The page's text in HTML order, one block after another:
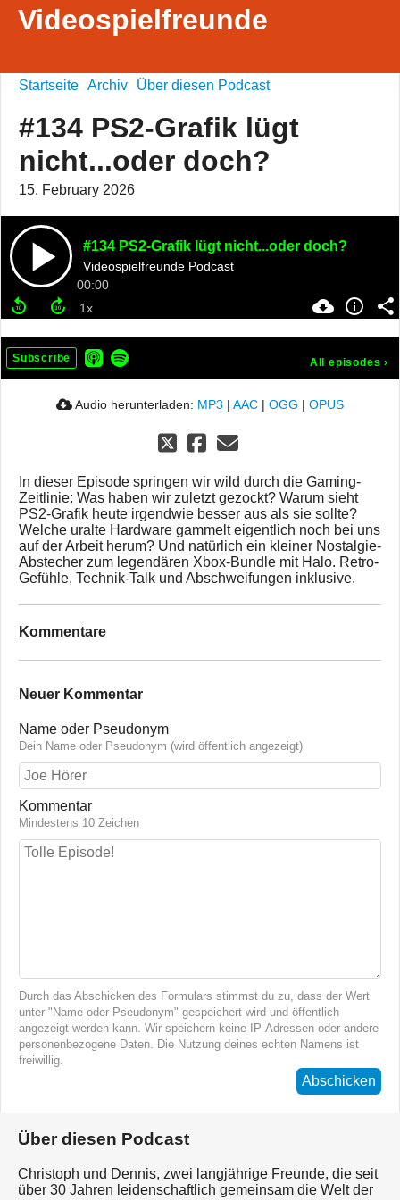
Videospielfreunde
Startseite Archiv Über diesen Podcast
#134 PS2-Grafik lügt
nicht...oder doch?
15. February 2026
#134 PS2-Grafik lügt nicht...oder doch?
Videospielfreunde Podcast
00:00
Subscribe All episodes ›
Audio herunterladen: MP3 | AAC | OGG | OPUS
In dieser Episode springen wir wild durch die Gaming-
Zeitlinie: Was haben wir zuletzt gezockt? Warum sieht
PS2-Grafik heute irgendwie besser aus als sie sollte?
Welche uralte Hardware gammelt eigentlich noch bei uns
auf der Arbeit herum? Und natürlich ein kleiner Nostalgie-
Abstecher zum legendären Xbox-Bundle mit Halo. Retro-
Gefühle, Technik-Talk und Abschweifungen inklusive.
Kommentare
Neuer Kommentar
Name oder Pseudonym
Dein Name oder Pseudonym (wird öffentlich angezeigt)
Kommentar
Mindestens 10 Zeichen
Durch das Abschicken des Formulars stimmst du zu, dass der Wert
unter "Name oder Pseudonym" gespeichert wird und öffentlich
angezeigt werden kann. Wir speichern keine IP-Adressen oder andere
personenbezogene Daten. Die Nutzung deines echten Namens ist
freiwillig.
Abschicken
Über diesen Podcast
Christoph und Dennis, zwei langjährige Freunde, die seit
über 30 Jahren leidenschaftlich gemeinsam die Welt der